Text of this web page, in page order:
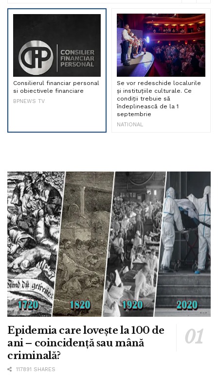
Consilierul financiar personal
si obiectivele financiare
BPNEWS TV
Se vor redeschide localurile
și instituțiile culturale. Ce
condiții trebuie să
îndeplinească de la 1
septembrie
NATIONAL
Epidemia care lovește la 100 de
ani – coincidență sau mână
criminală?
117891 SHARES